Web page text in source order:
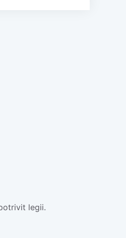
legii.